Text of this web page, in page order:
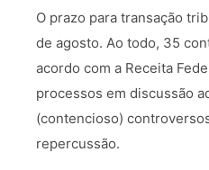
O prazo para transação
de agosto. Ao todo, 35
acordo com a Receita
processos em discussão
(contencioso)
repercussão.